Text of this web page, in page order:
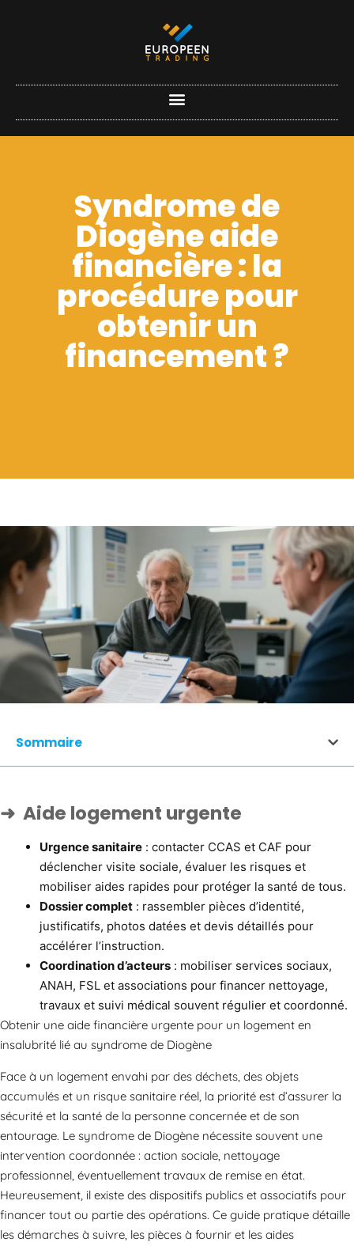
Syndrome de
Diogène aide
financière : la
procédure pour
obtenir un
financement ?
Sommaire
Aide logement urgente
Urgence sanitaire : contacter CCAS et CAF pour
déclencher visite sociale, évaluer les risques et
mobiliser aides rapides pour protéger la santé de tous.
Dossier complet : rassembler pièces d’identité,
justificatifs, photos datées et devis détaillés pour
accélérer l’instruction.
Coordination d’acteurs : mobiliser services sociaux,
ANAH, FSL et associations pour financer nettoyage,
travaux et suivi médical souvent régulier et coordonné.
Obtenir une aide financière urgente pour un logement en
insalubrité lié au syndrome de Diogène
Face à un logement envahi par des déchets, des objets
accumulés et un risque sanitaire réel, la priorité est d’assurer la
sécurité et la santé de la personne concernée et de son
entourage. Le syndrome de Diogène nécessite souvent une
intervention coordonnée : action sociale, nettoyage
professionnel, éventuellement travaux de remise en état.
Heureusement, il existe des dispositifs publics et associatifs pour
financer tout ou partie des opérations. Ce guide pratique détaille
les démarches à suivre, les pièces à fournir et les aides